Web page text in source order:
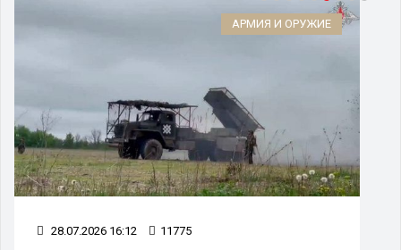
АРМИЯ И ОРУЖИЕ
28.07.2026 16:12 11775